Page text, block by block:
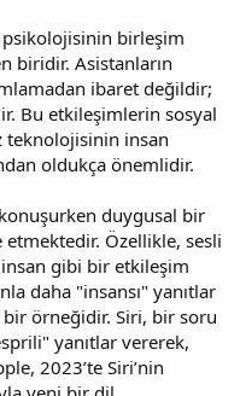
birleşim
biridir. Asistanların
ibaret değildir;
Bu etkileşimlerin sosyal
teknolojisinin insan
oldukça önemlidir.
duygusal bir
Özellikle, sesli
insan gibi bir etkileşim
daha "insansı" yanıtlar
örneğidir. Siri, bir soru
yanıtlar vererek,
2023’te Siri’nin